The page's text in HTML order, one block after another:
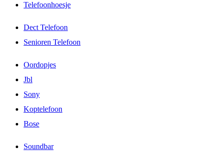
Telefoonhoesje
Dect Telefoon
Senioren Telefoon
Oordopjes
Jbl
Sony
Koptelefoon
Bose
Soundbar